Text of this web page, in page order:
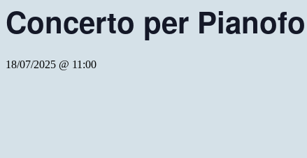
Concerto per
18/07/2025 @ 11:00